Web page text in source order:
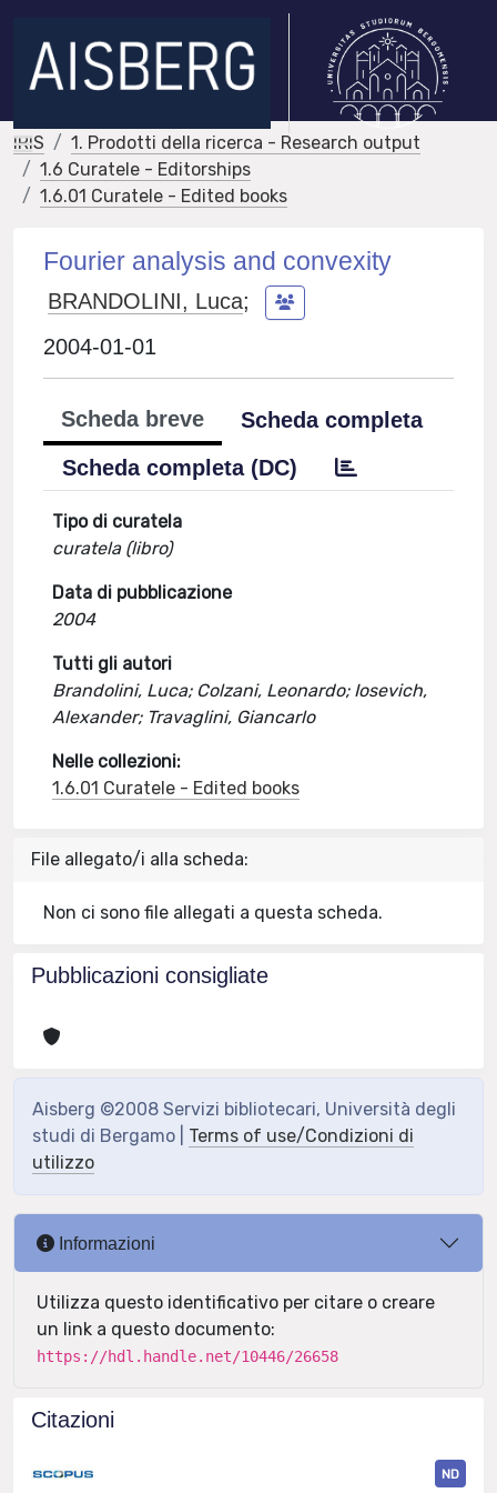
IRIS
1. Prodotti della ricerca - Research output
1.6 Curatele - Editorships
1.6.01 Curatele - Edited books
Fourier analysis and convexity
BRANDOLINI, Luca;
2004-01-01
Scheda breve
Scheda completa
Scheda completa (DC)
Tipo di curatela
curatela (libro)
Data di pubblicazione
2004
Tutti gli autori
Brandolini, Luca; Colzani, Leonardo; Iosevich,
Alexander; Travaglini, Giancarlo
Nelle collezioni:
1.6.01 Curatele - Edited books
File allegato/i alla scheda:
Non ci sono file allegati a questa scheda.
Pubblicazioni consigliate
Aisberg ©2008 Servizi bibliotecari, Università degli
studi di Bergamo | Terms of use/Condizioni di
utilizzo
Informazioni
Utilizza questo identificativo per citare o creare
un link a questo documento:
https://hdl.handle.net/10446/26658
Citazioni
ND